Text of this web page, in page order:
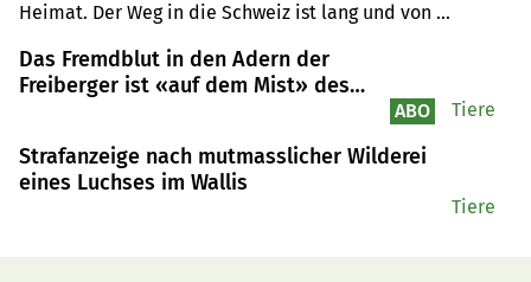
Heimat. Der Weg in die Schweiz ist lang und von
der USA warten neun kleine Überraschungen.
Das Fremdblut in den Adern der
Freiberger ist «auf dem Mist» des
ABO Tiere
Strafanzeige nach mutmasslicher Wilderei
eines Luchses im Wallis
Tiere